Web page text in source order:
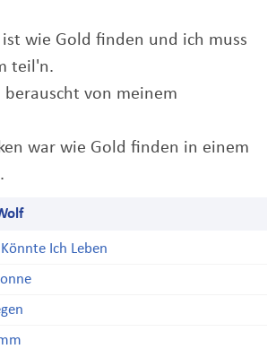
wie Gold finden und ich muss
teil'n.
berauscht von meinem
war wie Gold finden in einem
Ich Leben